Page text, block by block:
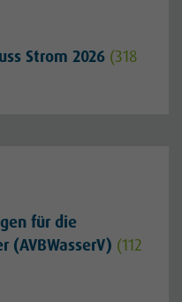
Strom 2026 (318
für die
(AVBWasserV) (112